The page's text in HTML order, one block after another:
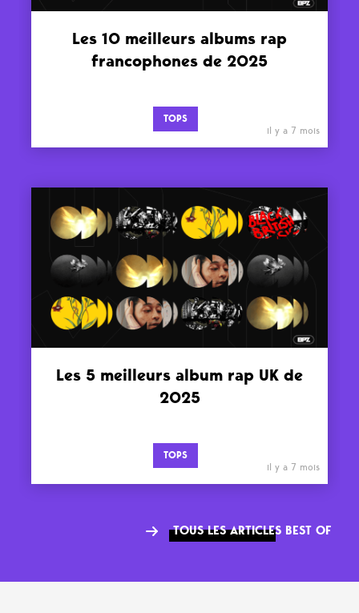
Les 10 meilleurs albums rap
francophones de 2025
TOPS
il y a 7 mois
Les 5 meilleurs album rap UK de
2025
TOPS
il y a 7 mois
TOUS LES ARTICLES BEST OF